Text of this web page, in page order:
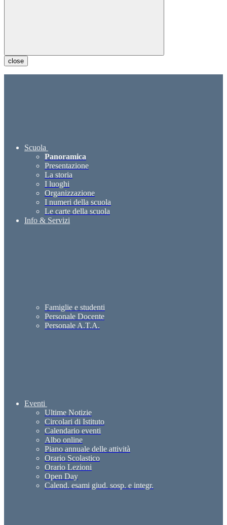
close
Scuola
Panoramica
Presentazione
La storia
I luoghi
Organizzazione
I numeri della scuola
Le carte della scuola
Info & Servizi
Famiglie e studenti
Personale Docente
Personale A.T.A.
Eventi
Ultime Notizie
Circolari di Istituto
Calendario eventi
Albo online
Piano annuale delle attività
Orario Scolastico
Orario Lezioni
Open Day
Calend. esami giud. sosp. e integr.